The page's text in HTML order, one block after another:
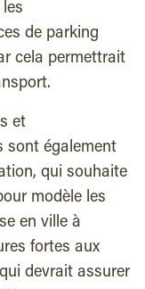
de parking
cela permettrait
et
sont également
qui souhaite
modèle les
en ville à
fortes aux
devrait assurer